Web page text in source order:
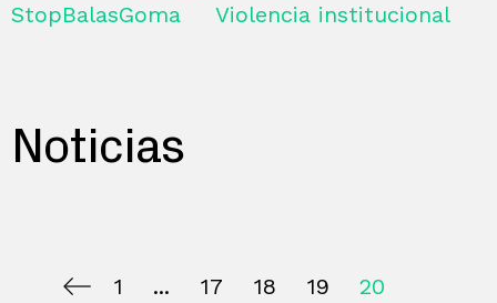
StopBalasGoma
Violencia institucional
Noticias
1 17 18 19 20